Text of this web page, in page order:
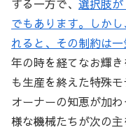
する一方で、 選択肢
でもあります。しか
れると、その制約は一
年の時を経てなお輝
も生産を終えた特殊
オーナーの知恵が加
様な機械たちが次の